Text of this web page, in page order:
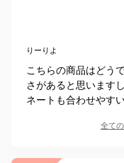
りーりよ
こちらの商品はどう
さがあると思います
ネートも合わせやす
全て